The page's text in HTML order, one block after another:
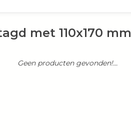
met 110x170 mm
Geen producten gevonden!...